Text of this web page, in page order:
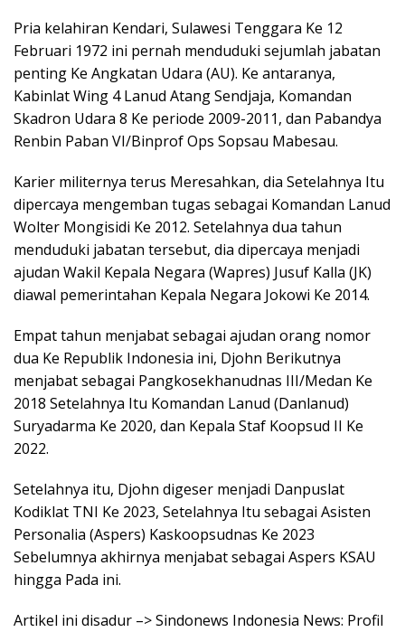
Pria kelahiran Kendari, Sulawesi Tenggara Ke 12
Februari 1972 ini pernah menduduki sejumlah jabatan
penting Ke Angkatan Udara (AU). Ke antaranya,
Kabinlat Wing 4 Lanud Atang Sendjaja, Komandan
Skadron Udara 8 Ke periode 2009-2011, dan Pabandya
Renbin Paban VI/Binprof Ops Sopsau Mabesau.
Karier militernya terus Meresahkan, dia Setelahnya Itu
dipercaya mengemban tugas sebagai Komandan Lanud
Wolter Mongisidi Ke 2012. Setelahnya dua tahun
menduduki jabatan tersebut, dia dipercaya menjadi
ajudan Wakil Kepala Negara (Wapres) Jusuf Kalla (JK)
diawal pemerintahan Kepala Negara Jokowi Ke 2014.
Empat tahun menjabat sebagai ajudan orang nomor
dua Ke Republik Indonesia ini, Djohn Berikutnya
menjabat sebagai Pangkosekhanudnas III/Medan Ke
2018 Setelahnya Itu Komandan Lanud (Danlanud)
Suryadarma Ke 2020, dan Kepala Staf Koopsud II Ke
2022.
Setelahnya itu, Djohn digeser menjadi Danpuslat
Kodiklat TNI Ke 2023, Setelahnya Itu sebagai Asisten
Personalia (Aspers) Kaskoopsudnas Ke 2023
Sebelumnya akhirnya menjabat sebagai Aspers KSAU
hingga Pada ini.
Artikel ini disadur –> Sindonews Indonesia News: Profil